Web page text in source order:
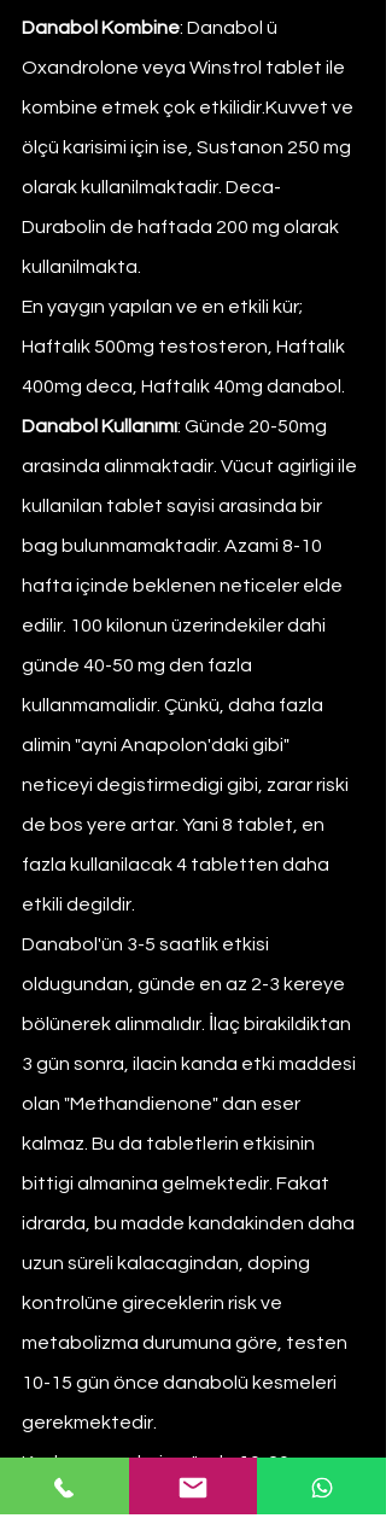
Danabol Kombine: Danabol ü
Oxandrolone veya Winstrol tablet ile
kombine etmek çok etkilidir.Kuvvet ve
ölçü karisimi için ise, Sustanon 250 mg
olarak kullanilmaktadir. Deca-
Durabolin de haftada 200 mg olarak
kullanilmakta.
En yaygın yapılan ve en etkili kür;
Haftalık 500mg testosteron, Haftalık
400mg deca, Haftalık 40mg danabol.
Danabol Kullanımı: Günde 20-50mg
arasinda alinmaktadir. Vücut agirligi ile
kullanilan tablet sayisi arasinda bir
bag bulunmamaktadir. Azami 8-10
hafta içinde beklenen neticeler elde
edilir. 100 kilonun üzerindekiler dahi
günde 40-50 mg den fazla
kullanmamalidir. Çünkü, daha fazla
alimin "ayni Anapolon'daki gibi"
neticeyi degistirmedigi gibi, zarar riski
de bos yere artar. Yani 8 tablet, en
fazla kullanilacak 4 tabletten daha
etkili degildir.
Danabol'ün 3-5 saatlik etkisi
oldugundan, günde en az 2-3 kereye
bölünerek alinmalıdır. İlaç birakildiktan
3 gün sonra, ilacin kanda etki maddesi
olan "Methandienone" dan eser
kalmaz. Bu da tabletlerin etkisinin
bittigi almanina gelmektedir. Fakat
idrarda, bu madde kandakinden daha
uzun süreli kalacagindan, doping
kontrolüne gireceklerin risk ve
metabolizma durumuna göre, testen
10-15 gün önce danabolü kesmeleri
gerekmektedir.
Kadın sporcularin günde 10-20 mg
arasi dozla bile olağanüstü etkiler